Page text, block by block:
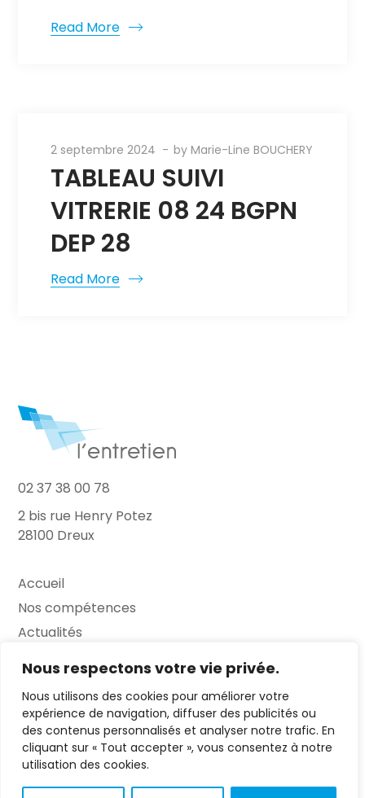
Nous respectons votre vie privée.
Nous utilisons des cookies pour améliorer votre
expérience de navigation, diffuser des publicités ou
des contenus personnalisés et analyser notre trafic. En
cliquant sur « Tout accepter », vous consentez à notre
utilisation des cookies.
Read More
2 septembre 2024 byMarie-Line BOUCHERY
TABLEAU SUIVI
VITRERIE 08 24 BGPN
DEP 28
Read More
02 37 38 00 78
2 bis rue Henry Potez
28100 Dreux
Accueil
Nos compétences
Actualités
Contact
FAQ
Mentions légales